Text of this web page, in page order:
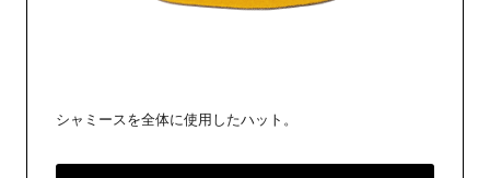
シャミースを全体に使用したハット。